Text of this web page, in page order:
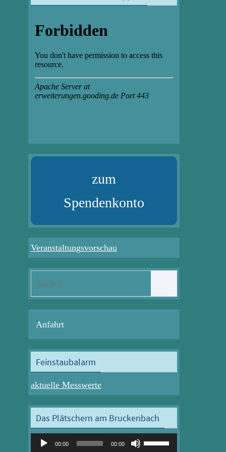
zum
Spendenkonto
Veranstaltungsvorschau
Anfahrt
Feinstaubalarm
aktuelle Messwerte
Das Plätschern am Bruckenbach
Audio-00:00 00:00
Pfeiltasten